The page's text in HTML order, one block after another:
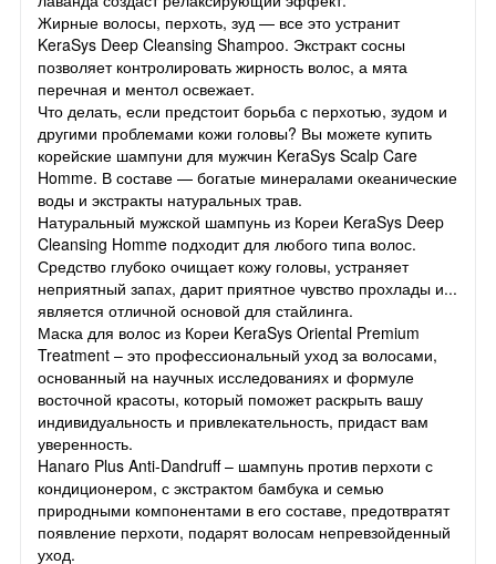
Жирные волосы, перхоть, зуд — все это устранит
KeraSys Deep Cleansing Shampoo. Экстракт сосны
позволяет контролировать жирность волос, а мята
перечная и ментол освежает.
Что делать, если предстоит борьба с перхотью, зудом и
другими проблемами кожи головы? Вы можете купить
корейские шампуни для мужчин KeraSys Scalp Care
Homme. В составе — богатые минералами океанические
воды и экстракты натуральных трав.
Натуральный мужской шампунь из Кореи KeraSys Deep
Cleansing Homme подходит для любого типа волос.
Средство глубоко очищает кожу головы, устраняет
неприятный запах, дарит приятное чувство прохлады и...
является отличной основой для стайлинга.
Маска для волос из Кореи KeraSys Oriental Premium
Treatment – это профессиональный уход за волосами,
основанный на научных исследованиях и формуле
восточной красоты, который поможет раскрыть вашу
индивидуальность и привлекательность, придаст вам
уверенность.
Hanaro Plus Anti-Dandruff – шампунь против перхоти с
кондиционером, с экстрактом бамбука и семью
природными компонентами в его составе, предотвратят
появление перхоти, подарят волосам непревзойденный
уход.